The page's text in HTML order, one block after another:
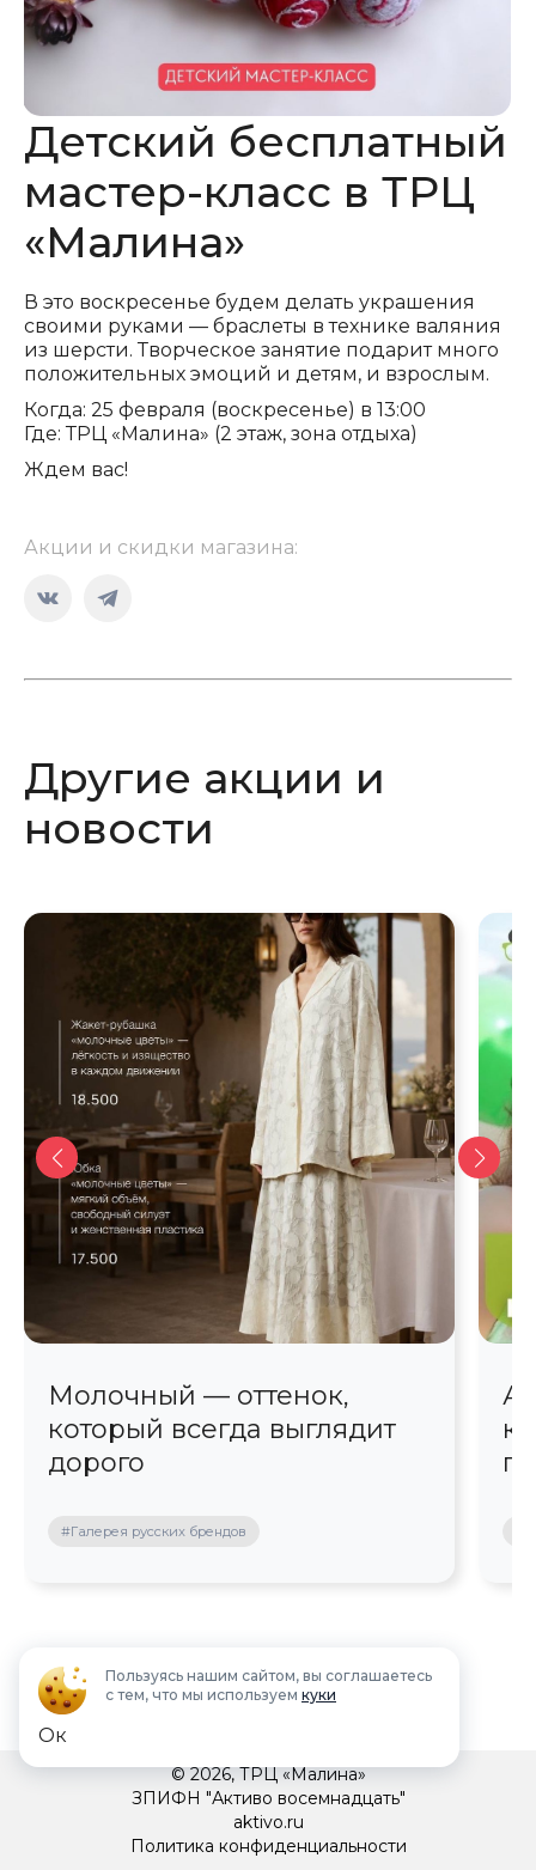
Детский бесплатный
мастер-класс в ТРЦ
«Малина»
В это воскресенье будем делать украшения
своими руками — браслеты в технике валяния
из шерсти. Творческое занятие подарит много
положительных эмоций и детям, и взрослым.
Когда: 25 февраля (воскресенье) в 13:00
Где: ТРЦ «Малина» (2 этаж, зона отдыха)
Ждем вас!
Акции и скидки магазина:
Страница
открывается
окне
Страница
открывается
окне
Другие акции и
новости
Молочный — оттенок,
который всегда выглядит
дорого
#Галерея русских брендов
© 2026, ТРЦ «Малина»
ЗПИФН "Активо восемнадцать"
aktivo.ru
Политика конфиденциальности
Пользуясь нашим сайтом, вы соглашаетесь
с тем, что мы используем куки
Ок